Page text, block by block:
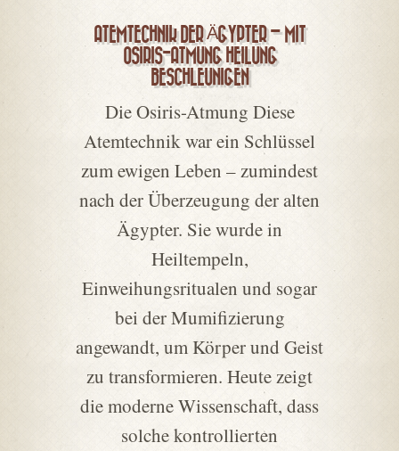
ATEMTECHNIK DER ÄGYPTER – MIT
OSIRIS-ATMUNG HEILUNG
BESCHLEUNIGEN
Die Osiris-Atmung Diese
Atemtechnik war ein Schlüssel
zum ewigen Leben – zumindest
nach der Überzeugung der alten
Ägypter. Sie wurde in
Heiltempeln,
Einweihungsritualen und sogar
bei der Mumifizierung
angewandt, um Körper und Geist
zu transformieren. Heute zeigt
die moderne Wissenschaft, dass
solche kontrollierten